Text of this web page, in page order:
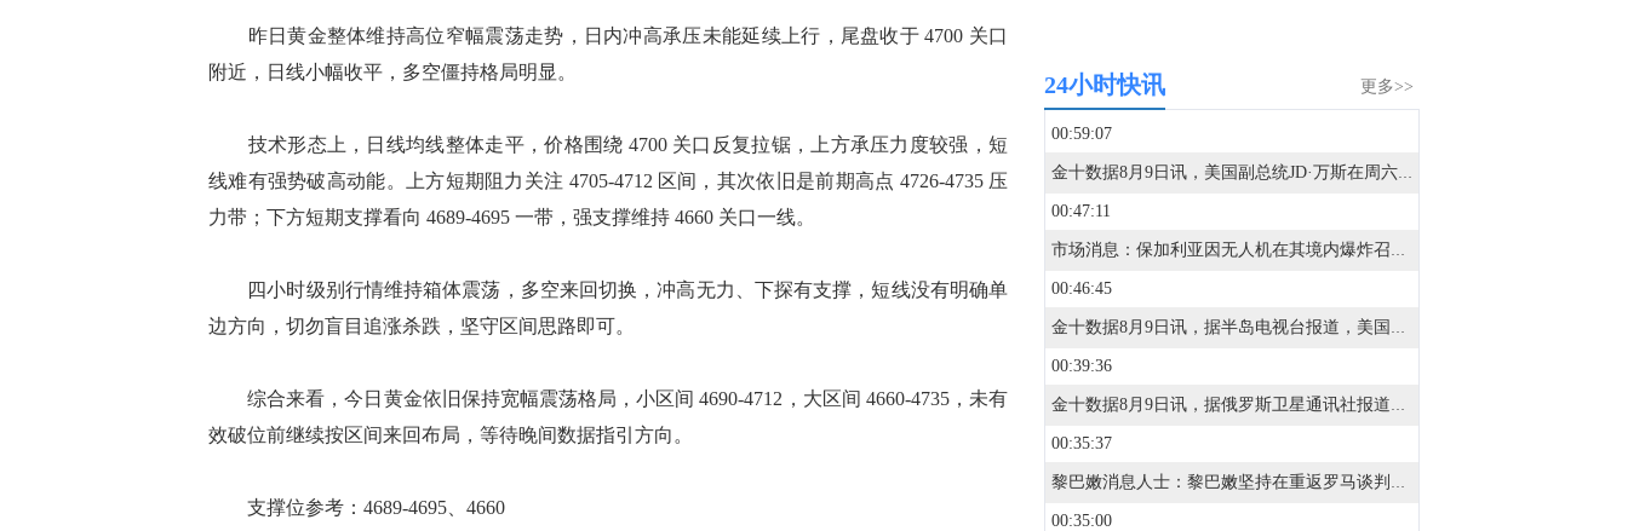
昨日黄金整体维持高位窄幅震荡走势，日内冲高承压未能延续上行，尾盘收于 4700 关口
附近，日线小幅收平，多空僵持格局明显。
技术形态上，日线均线整体走平，价格围绕 4700 关口反复拉锯，上方承压力度较强，短
线难有强势破高动能。上方短期阻力关注 4705-4712 区间，其次依旧是前期高点 4726-4735 压
力带；下方短期支撑看向 4689-4695 一带，强支撑维持 4660 关口一线。
四小时级别行情维持箱体震荡，多空来回切换，冲高无力、下探有支撑，短线没有明确单
边方向，切勿盲目追涨杀跌，坚守区间思路即可。
综合来看，今日黄金依旧保持宽幅震荡格局，小区间 4690-4712，大区间 4660-4735，未有
效破位前继续按区间来回布局，等待晚间数据指引方向。
支撑位参考：4689-4695、4660
更多>>
24小时快讯
00:59:07
金十数据8月9日讯，美国副总统JD·万斯在周六播出的福克斯新闻采访中表示，在伊朗问题上，“我们正处于博弈之中”。“我们正在运用全方位工具——外交、经济、军事手段——以确保为美国人民争取最佳结果，”他说。他表示，过去几天伊朗谈判已取得一些进展。美国期望海湾地区的石油和天然气输出量与冲突前持平，“而伊朗人已向我们表示，他们打算这样做，”他说。
00:47:11
市场消息：保加利亚因无人机在其境内爆炸召见乌克兰大使。
00:46:45
金十数据8月9日讯，据半岛电视台报道，美国国防部国防创新部门（DIU）首席副主管贾里德·康利表示，美国军方拥有足够弹药用于对伊朗的战争。此前有报道称，包括弹道导弹拦截器在内的关键防空武器库存因冲突而有所消耗。“我们有足够的弹药完成当前任务，”康利表示，“当前国防部拥有一切必要的资源来执行战争。”
00:39:36
金十数据8月9日讯，据俄罗斯卫星通讯社报道，美国问题专家德米特里·德罗布尼茨基认为，美国参议院通过的加强对俄制裁法案在实践中很可能不会执行，并将成为类似于《杰克逊-瓦尼克修正案》的“沉默法案”。美国国会参议院当地时间周五以压倒性优势通过了由已故参议员林赛·格雷厄姆参与起草的对俄制裁法案。该倡议规定对俄罗斯能源资源五大进口国征收100%的关税，并对所有从俄罗斯进口到美国的商品征收500%的关税。德罗布尼茨基表示：“参议院当前这项倡议很可能也会面临类似命运：它是出于政治宣传目的而通过的，最终将成为一项‘沉默法案’，不断附加各种例外条款，以避免让本已不稳定的美国经济遭受重创。”德罗布尼茨基表示，这项法案改变了制裁施压机制：不再直接针对俄罗斯生产商和贸易商实施限制，而是将压力转向俄罗斯能源产品的买家。
00:35:37
黎巴嫩消息人士：黎巴嫩坚持在重返罗马谈判之前实现全面停火。黎巴嫩希望将本特杰贝尔和基亚姆纳入试验区。
00:35:00